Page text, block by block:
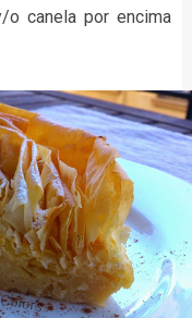
o canela por encima